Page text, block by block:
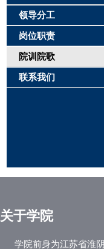
领导分工
岗位职责
院训院歌
联系我们
关于学院
学院前身为江苏省淮